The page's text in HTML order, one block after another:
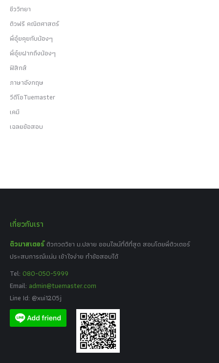
ชีววิทยา
ติวฟรี คณิตศาสตร์
พี่อุ๋ยคุยกับน้องๆ
พี่อุ๋ยฝากถึงน้องๆ
ฟิสิกส์
ภาษาอังกฤษ
วีดีโอTuemaster
เคมี
เฉลยข้อสอบ
เกี่ยวกับเรา
ติวมาสเตอร์ ติวกวดวิชา ม.ปลาย ออนไลน์ที่ดีที่สุด สอนโดยพี่ติวเตอร์
ประสบการณ์แน่น เข้าใจง่าย ทำข้อสอบได้
Tel: 080-050-5999
Email: admin@tuemaster.com
Line Id: @xui1205j